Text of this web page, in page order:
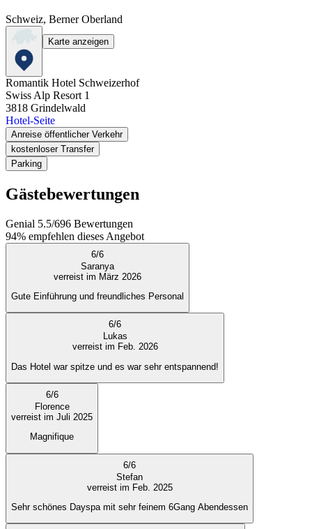
Schweiz, Berner Oberland
Karte anzeigen
Romantik Hotel Schweizerhof
Swiss Alp Resort 1
3818 Grindelwald
Hotel-Seite
Anreise öffentlicher Verkehr
kostenloser Transfer
Parking
Gästebewertungen
Genial 5.5/696 Bewertungen
94% empfehlen dieses Angebot
6/6
Saranya
verreist im März 2026
Gute Einführung und freundliches Personal
6/6
Lukas
verreist im Feb. 2026
Das Hotel war spitze und es war sehr entspannend!
6/6
Florence
verreist im Juli 2025
Magnifique
6/6
Stefan
verreist im Feb. 2025
Sehr schönes Dayspa mit sehr feinem 6Gang Abendessen